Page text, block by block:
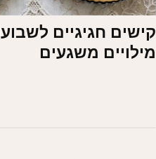
קישים חגיגיים
מילויים משגעים